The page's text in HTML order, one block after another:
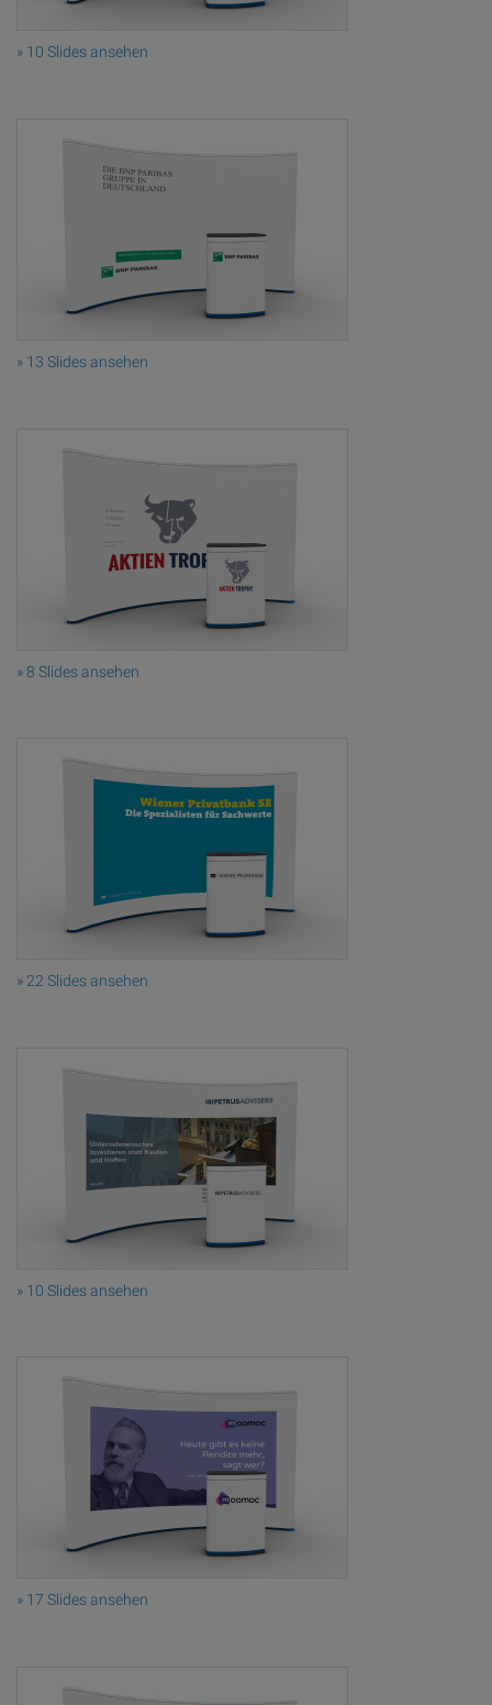
» 10 Slides ansehen
» 13 Slides ansehen
» 8 Slides ansehen
» 22 Slides ansehen
» 10 Slides ansehen
» 17 Slides ansehen